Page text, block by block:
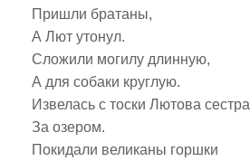
Пришли братаны,
А Лют утонул.
Сложили могилу длинную,
А для собаки круглую.
Извелась с тоски Лютова сестра
За озером.
Покидали великаны горшки